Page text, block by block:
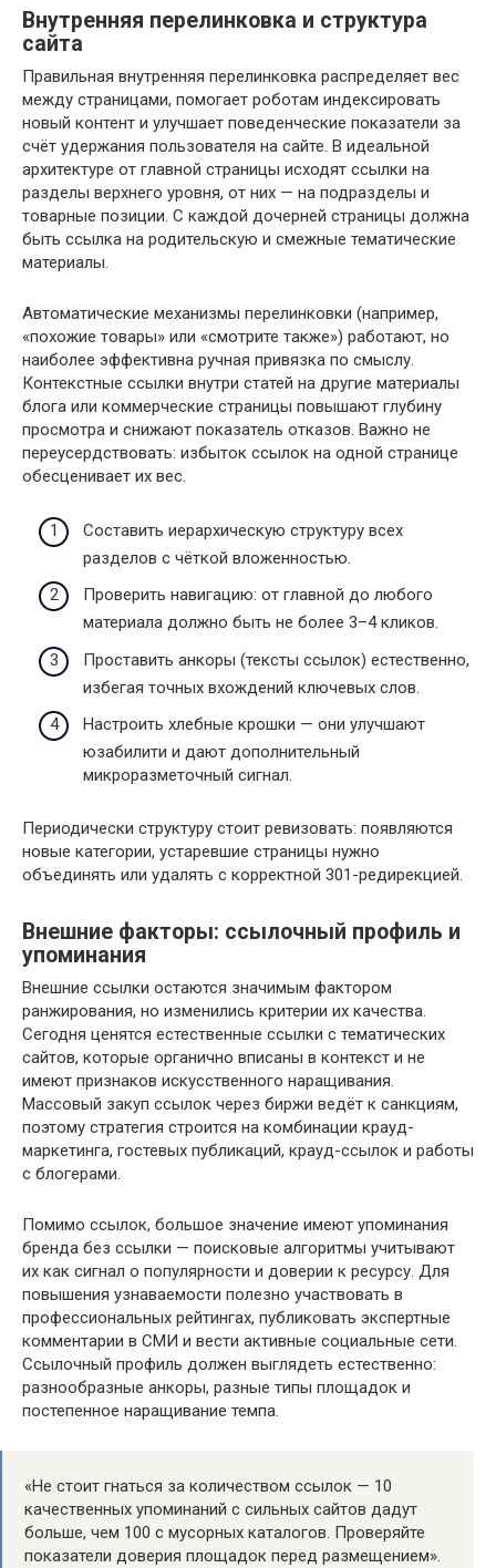
Внутренняя перелинковка и структура
сайта
Правильная внутренняя перелинковка распределяет вес
между страницами, помогает роботам индексировать
новый контент и улучшает поведенческие показатели за
счёт удержания пользователя на сайте. В идеальной
архитектуре от главной страницы исходят ссылки на
разделы верхнего уровня, от них — на подразделы и
товарные позиции. С каждой дочерней страницы должна
быть ссылка на родительскую и смежные тематические
материалы.
Автоматические механизмы перелинковки (например,
«похожие товары» или «смотрите также») работают, но
наиболее эффективна ручная привязка по смыслу.
Контекстные ссылки внутри статей на другие материалы
блога или коммерческие страницы повышают глубину
просмотра и снижают показатель отказов. Важно не
переусердствовать: избыток ссылок на одной странице
обесценивает их вес.
Составить иерархическую структуру всех
разделов с чёткой вложенностью.
Проверить навигацию: от главной до любого
материала должно быть не более 3–4 кликов.
Проставить анкоры (тексты ссылок) естественно,
избегая точных вхождений ключевых слов.
Настроить хлебные крошки — они улучшают
юзабилити и дают дополнительный
микроразметочный сигнал.
Периодически структуру стоит ревизовать: появляются
новые категории, устаревшие страницы нужно
объединять или удалять с корректной 301-редирекцией.
Внешние факторы: ссылочный профиль и
упоминания
Внешние ссылки остаются значимым фактором
ранжирования, но изменились критерии их качества.
Сегодня ценятся естественные ссылки с тематических
сайтов, которые органично вписаны в контекст и не
имеют признаков искусственного наращивания.
Массовый закуп ссылок через биржи ведёт к санкциям,
поэтому стратегия строится на комбинации крауд-
маркетинга, гостевых публикаций, крауд-ссылок и работы
с блогерами.
Помимо ссылок, большое значение имеют упоминания
бренда без ссылки — поисковые алгоритмы учитывают
их как сигнал о популярности и доверии к ресурсу. Для
повышения узнаваемости полезно участвовать в
профессиональных рейтингах, публиковать экспертные
комментарии в СМИ и вести активные социальные сети.
Ссылочный профиль должен выглядеть естественно:
разнообразные анкоры, разные типы площадок и
постепенное наращивание темпа.
«Не стоит гнаться за количеством ссылок — 10
качественных упоминаний с сильных сайтов дадут
больше, чем 100 с мусорных каталогов. Проверяйте
показатели доверия площадок перед размещением».